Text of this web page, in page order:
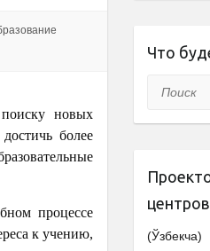
новых
более
процессе
к учению,
Что
Поиск
центров
(Ўзбекча)